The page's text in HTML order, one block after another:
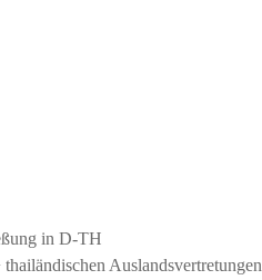
in D-TH
Auslandsvertretungen